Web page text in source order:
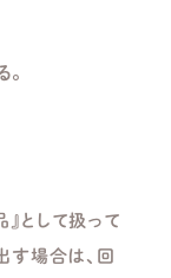
。
として扱って
す場合は、回